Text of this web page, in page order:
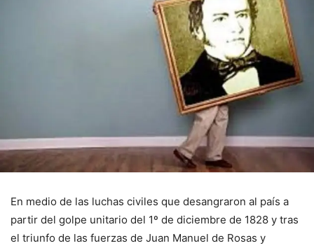
En medio de las luchas civiles que desangraron al país a
partir del golpe unitario del 1º de diciembre de 1828 y tras
el triunfo de las fuerzas de Juan Manuel de Rosas y